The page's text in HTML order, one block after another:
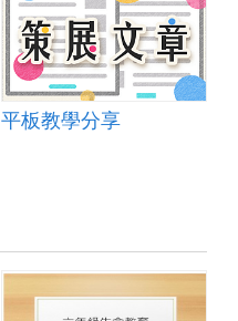
平板教學分享